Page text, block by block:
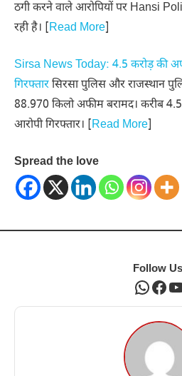
ठगी करने वाले आरोपियों पर Hansi
रही है। [Read More]
Sirsa News Today: 4.5 करोड़ की
गिरफ्तारसिरसा पुलिस और राजस्थान
88.970 किलो अफीम बरामद। करीब
आरोपी गिरफ्तार। [Read More]
Spread the love
Follow